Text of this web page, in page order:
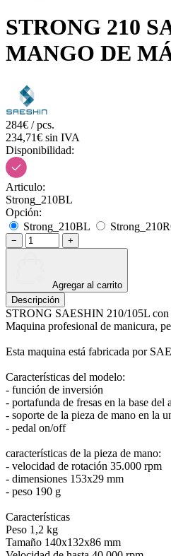
STRONG 210
MANGO DE
284€ / pcs.
234,71€ sin IVA
Disponibilidad:
Articulo:
Strong_210BL
Opción:
Strong_210BL
− +
Agregar al carrito
Descripción
STRONG SAESHIN 210/105L con
Maquina profesional de manicura,
Esta maquina está fabricada por
Características del modelo:
- función de inversión
- portafunda de fresas en la base del
- soporte de la pieza de mano en la
- pedal on/off
características de la pieza de mano:
- velocidad de rotación 35.000 rpm
- dimensiones 153x29 mm
- peso 190 g
Características
Peso 1,2 kg
Tamaño 140x132x86 mm